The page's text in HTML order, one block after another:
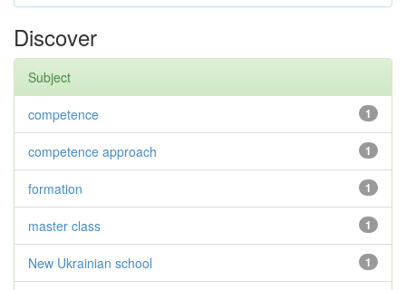
Discover
Subject
1
competence
1
competence approach
1
formation
1
master class
1
New Ukrainian school